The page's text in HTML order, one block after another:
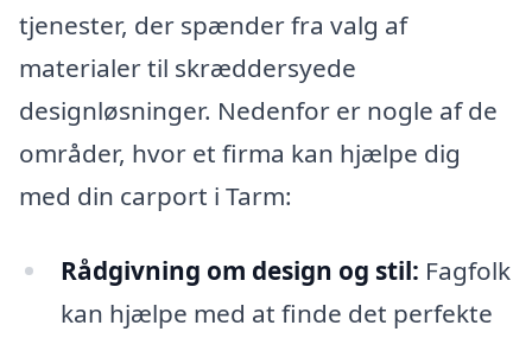
tjenester, der spænder fra valg af
materialer til skræddersyede
designløsninger. Nedenfor er nogle af de
områder, hvor et firma kan hjælpe dig
med din carport i Tarm:
Rådgivning om design og stil: Fagfolk
kan hjælpe med at finde det perfekte